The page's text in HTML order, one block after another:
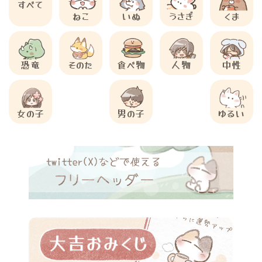
すべて
ねこ
いぬ うさぎ くま
恐竜 そのた 食べ物 人物 中性
女の子 男の子 ゆるい